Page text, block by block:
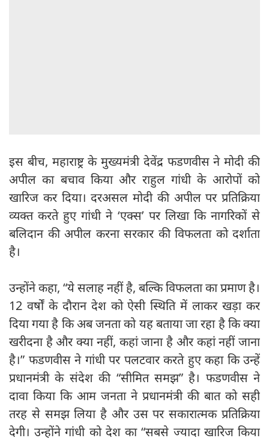
इस बीच, महाराष्ट्र के मुख्यमंत्री देवेंद्र फडणवीस ने मोदी की
अपील का बचाव किया और राहुल गांधी के आरोपों को
खारिज कर दिया। दरअसल मोदी की अपील पर प्रतिक्रिया
व्यक्त करते हुए गांधी ने ‘एक्स’ पर लिखा कि नागरिकों से
बलिदान की अपील करना सरकार की विफलता को दर्शाता
है।
उन्होंने कहा, “ये सलाह नहीं है, बल्कि विफलता का प्रमाण है।
12 वर्षों के दौरान देश को ऐसी स्थिति में लाकर खड़ा कर
दिया गया है कि अब जनता को यह बताया जा रहा है कि क्या
खरीदना है और क्या नहीं, कहां जाना है और कहां नहीं जाना
है।” फडणवीस ने गांधी पर पलटवार करते हुए कहा कि उन्हें
प्रधानमंत्री के संदेश की “सीमित समझ” है। फडणवीस ने
दावा किया कि आम जनता ने प्रधानमंत्री की बात को सही
तरह से समझ लिया है और उस पर सकारात्मक प्रतिक्रिया
देगी। उन्होंने गांधी को देश का “सबसे ज्यादा खारिज किया